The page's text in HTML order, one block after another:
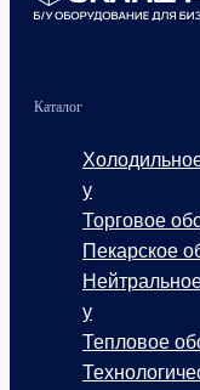
Каталог
у
Торговое
Пекарское
у
Тепловое